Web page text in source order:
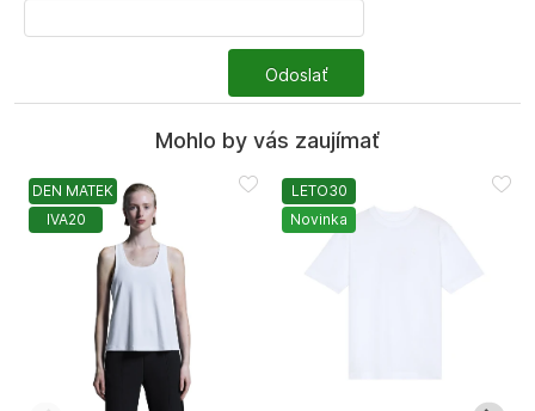
Odoslať
Mohlo by vás zaujímať
DEN MATEK
IVA20
LETO30
Novinka